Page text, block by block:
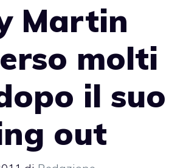
Martin
molti
il suo
out